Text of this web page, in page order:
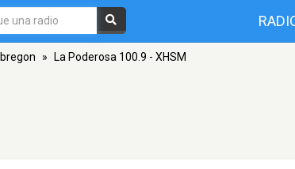
» La Poderosa 100.9 - XHSM